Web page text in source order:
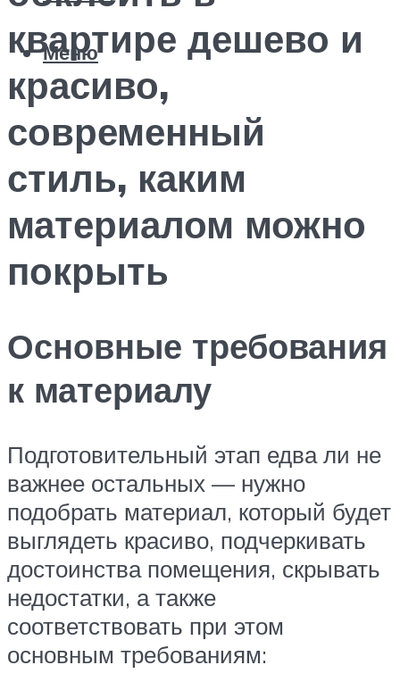
Меню
квартире дешево и
красиво,
современный
стиль, каким
материалом можно
покрыть
Основные требования
к материалу
Подготовительный этап едва ли не
важнее остальных — нужно
подобрать материал, который будет
выглядеть красиво, подчеркивать
достоинства помещения, скрывать
недостатки, а также
соответствовать при этом
основным требованиям: